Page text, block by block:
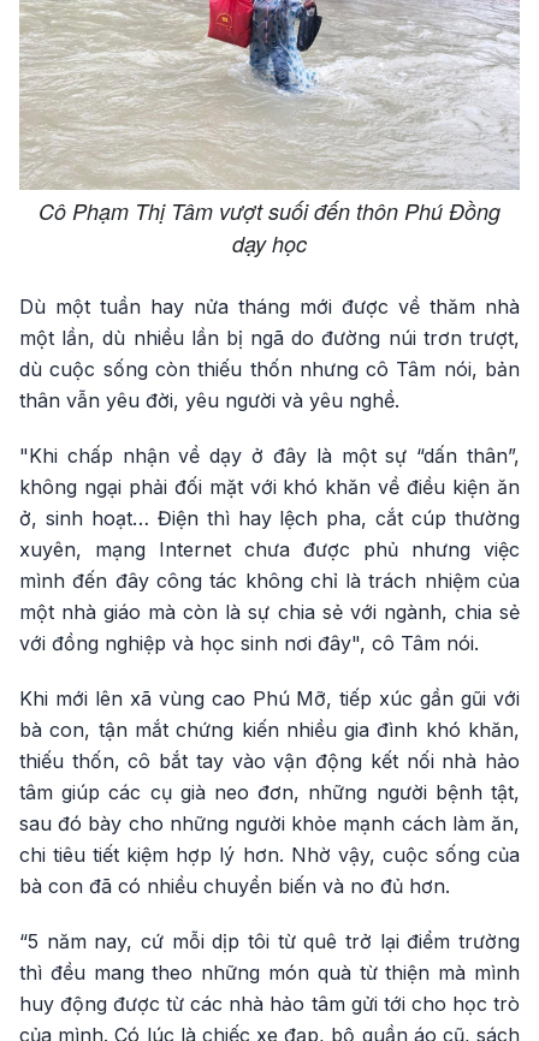
Cô Phạm Thị Tâm vượt suối đến thôn Phú Đồng
dạy học
Dù một tuần hay nửa tháng mới được về thăm nhà
một lần, dù nhiều lần bị ngã do đường núi trơn trượt,
dù cuộc sống còn thiếu thốn nhưng cô Tâm nói, bản
thân vẫn yêu đời, yêu người và yêu nghề.
"Khi chấp nhận về dạy ở đây là một sự “dấn thân”,
không ngại phải đối mặt với khó khăn về điều kiện ăn
ở, sinh hoạt… Điện thì hay lệch pha, cắt cúp thường
xuyên, mạng Internet chưa được phủ nhưng việc
mình đến đây công tác không chỉ là trách nhiệm của
một nhà giáo mà còn là sự chia sẻ với ngành, chia sẻ
với đồng nghiệp và học sinh nơi đây", cô Tâm nói.
Khi mới lên xã vùng cao Phú Mỡ, tiếp xúc gần gũi với
bà con, tận mắt chứng kiến nhiều gia đình khó khăn,
thiếu thốn, cô bắt tay vào vận động kết nối nhà hảo
tâm giúp các cụ già neo đơn, những người bệnh tật,
sau đó bày cho những người khỏe mạnh cách làm ăn,
chi tiêu tiết kiệm hợp lý hơn. Nhờ vậy, cuộc sống của
bà con đã có nhiều chuyển biến và no đủ hơn.
“5 năm nay, cứ mỗi dịp tôi từ quê trở lại điểm trường
thì đều mang theo những món quà từ thiện mà mình
huy động được từ các nhà hảo tâm gửi tới cho học trò
của mình. Có lúc là chiếc xe đạp, bộ quần áo cũ, sách